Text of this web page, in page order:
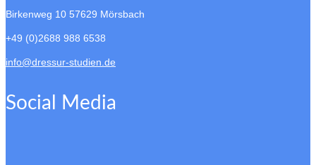
Birkenweg 10 57629 Mörsbach
+49 (0)2688 988 6538
info@dressur-studien.de
Social Media